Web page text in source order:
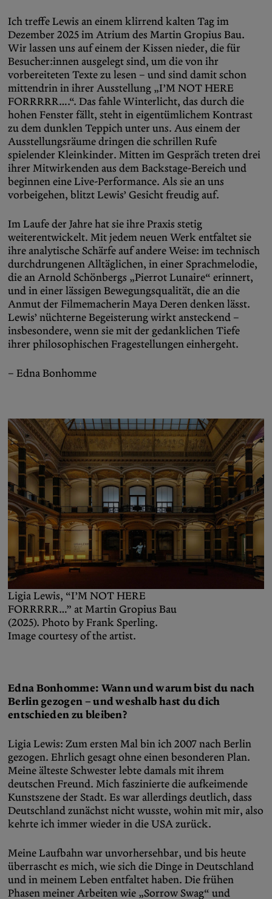
Ich treffe Lewis an einem klirrend kalten Tag im
Dezember 2025 im Atrium des Martin Gropius Bau.
Wir lassen uns auf einem der Kissen nieder, die für
Besucher:innen ausgelegt sind, um die von ihr
vorbereiteten Texte zu lesen – und sind damit schon
mittendrin in ihrer Ausstellung „I’M NOT HERE
FORRRRR….“. Das fahle Winterlicht, das durch die
hohen Fenster fällt, steht in eigentümlichem Kontrast
zu dem dunklen Teppich unter uns. Aus einem der
Ausstellungsräume dringen die schrillen Rufe
spielender Kleinkinder. Mitten im Gespräch treten drei
ihrer Mitwirkenden aus dem Backstage-Bereich und
beginnen eine Live-Performance. Als sie an uns
vorbeigehen, blitzt Lewis’ Gesicht freudig auf.
Im Laufe der Jahre hat sie ihre Praxis stetig
weiterentwickelt. Mit jedem neuen Werk entfaltet sie
ihre analytische Schärfe auf andere Weise: im technisch
durchdrungenen Alltäglichen, in einer Sprachmelodie,
die an Arnold Schönbergs „Pierrot Lunaire“ erinnert,
und in einer lässigen Bewegungsqualität, die an die
Anmut der Filmemacherin Maya Deren denken lässt.
Lewis’ nüchterne Begeisterung wirkt ansteckend –
insbesondere, wenn sie mit der gedanklichen Tiefe
ihrer philosophischen Fragestellungen einhergeht.
– Edna Bonhomme
Ligia Lewis, “I’M NOT HERE
FORRRRR…” at Martin Gropius Bau
(2025). Photo by Frank Sperling.
Image courtesy of the artist.
Edna Bonhomme: Wann und warum bist du nach
Berlin gezogen – und weshalb hast du dich
entschieden zu bleiben?
Ligia Lewis: Zum ersten Mal bin ich 2007 nach Berlin
gezogen. Ehrlich gesagt ohne einen besonderen Plan.
Meine älteste Schwester lebte damals mit ihrem
deutschen Freund. Mich faszinierte die aufkeimende
Kunstszene der Stadt. Es war allerdings deutlich, dass
Deutschland zunächst nicht wusste, wohin mit mir, also
kehrte ich immer wieder in die USA zurück.
Meine Laufbahn war unvorhersehbar, und bis heute
überrascht es mich, wie sich die Dinge in Deutschland
und in meinem Leben entfaltet haben. Die frühen
Phasen meiner Arbeiten wie „Sorrow Swag“ und